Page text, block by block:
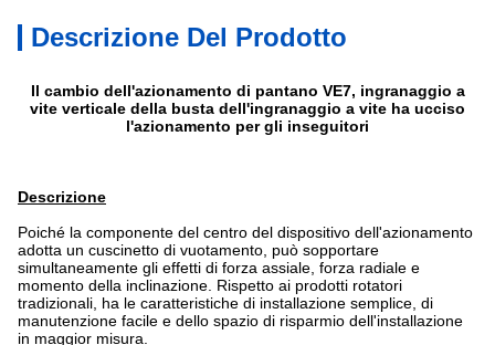
Descrizione Del Prodotto
Il cambio dell'azionamento di pantano VE7, ingranaggio a
vite verticale della busta dell'ingranaggio a vite ha ucciso
l'azionamento per gli inseguitori
Descrizione
Poiché la componente del centro del dispositivo dell'azionamento
adotta un cuscinetto di vuotamento, può sopportare
simultaneamente gli effetti di forza assiale, forza radiale e
momento della inclinazione. Rispetto ai prodotti rotatori
tradizionali, ha le caratteristiche di installazione semplice, di
manutenzione facile e dello spazio di risparmio dell'installazione
in maggior misura.